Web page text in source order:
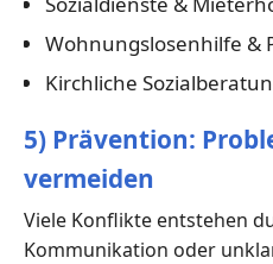
Wohnungslosenhilfe &
Kirchliche
5) Prävention:
vermeiden
Viele Konflikte entstehen
Kommunikation oder